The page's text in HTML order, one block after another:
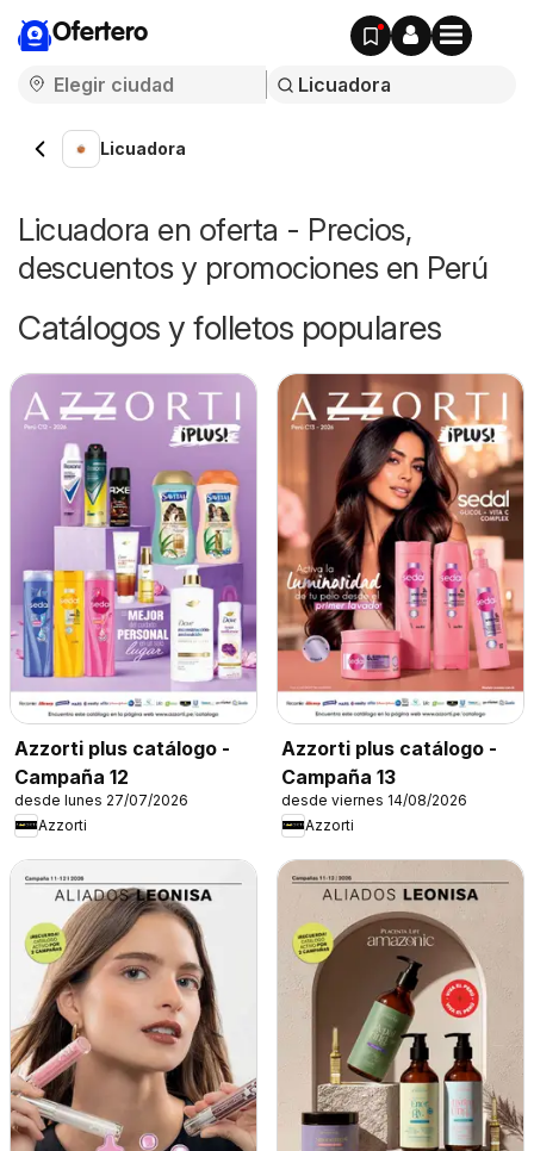
Ofertero
Licuadora
Licuadora en oferta - Precios,
descuentos y promociones en Perú
Catálogos y folletos populares
Azzorti plus catálogo -
Campaña 12
desde lunes 27/07/2026
Azzorti
Azzorti plus catálogo -
Campaña 13
desde viernes 14/08/2026
Azzorti